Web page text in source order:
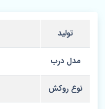
تولید
مدل درب
نوع روکش